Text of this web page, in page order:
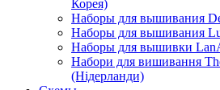
Корея)
Наборы для вышивания
Наборы для вышивания
Наборы для вышивки
Набори для вишивання
(Нідерланди)